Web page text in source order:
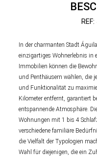
In der charmanten Stadt
einzigartiges Wohnerlebnis in
Immobilien können die
und Penthäusern wählen, die
und Funktionalität zu
Kilometer entfernt, garantiert
entspannende Atmosphäre.
Wohnungen mit 1 bis 4
verschiedene familiäre
die Vielfalt der Typologien
Wahl für diejenigen, die ein